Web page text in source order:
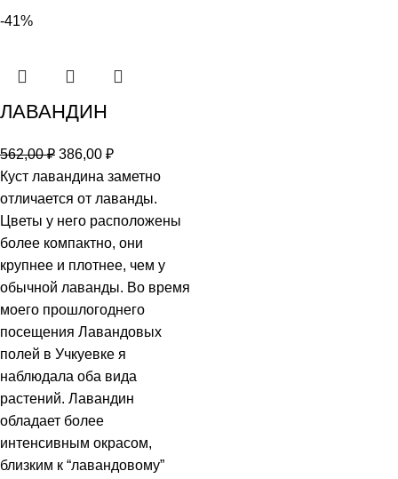
-41%
ЛАВАНДИН
562,00₽ 386,00 ₽
Куст лавандина заметно
отличается от лаванды.
Цветы у него расположены
более компактно, они
крупнее и плотнее, чем у
обычной лаванды. Во время
моего прошлогоднего
посещения Лавандовых
полей в Учкуевке я
наблюдала оба вида
растений. Лавандин
обладает более
интенсивным окрасом,
близким к “лавандовому”